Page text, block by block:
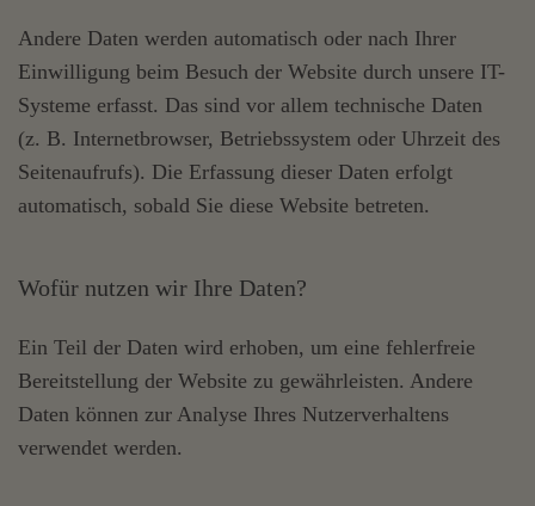
Andere Daten werden automatisch oder nach Ihrer
Einwilligung beim Besuch der Website durch unsere IT-
Systeme erfasst. Das sind vor allem technische Daten
(z. B. Internetbrowser, Betriebssystem oder Uhrzeit des
Seitenaufrufs). Die Erfassung dieser Daten erfolgt
automatisch, sobald Sie diese Website betreten.
Wofür nutzen wir Ihre Daten?
Ein Teil der Daten wird erhoben, um eine fehlerfreie
Bereitstellung der Website zu gewährleisten. Andere
Daten können zur Analyse Ihres Nutzerverhaltens
verwendet werden.